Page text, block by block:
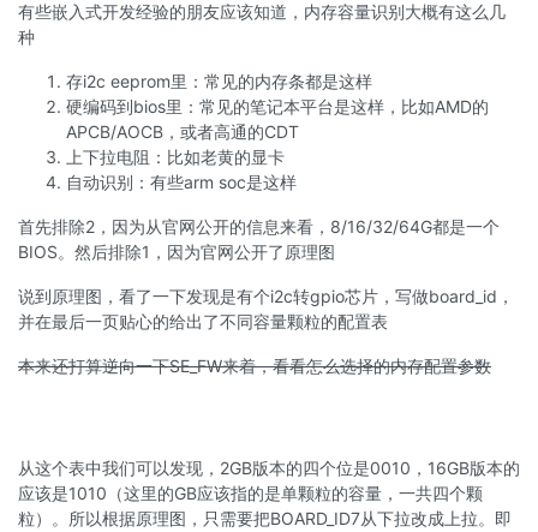
有些嵌入式开发经验的朋友应该知道，内存容量识别大概有这么几
种
存i2c eeprom里：常见的内存条都是这样
硬编码到bios里：常见的笔记本平台是这样，比如AMD的
APCB/AOCB，或者高通的CDT
上下拉电阻：比如老黄的显卡
自动识别：有些arm soc是这样
首先排除2，因为从官网公开的信息来看，8/16/32/64G都是一个
BIOS。然后排除1，因为官网公开了原理图
说到原理图，看了一下发现是有个i2c转gpio芯片，写做board_id，
并在最后一页贴心的给出了不同容量颗粒的配置表
本来还打算逆向一下SE_FW来着，看看怎么选择的内存配置参数
从这个表中我们可以发现，2GB版本的四个位是0010，16GB版本的
应该是1010（这里的GB应该指的是单颗粒的容量，一共四个颗
粒）。所以根据原理图，只需要把BOARD_ID7从下拉改成上拉。即